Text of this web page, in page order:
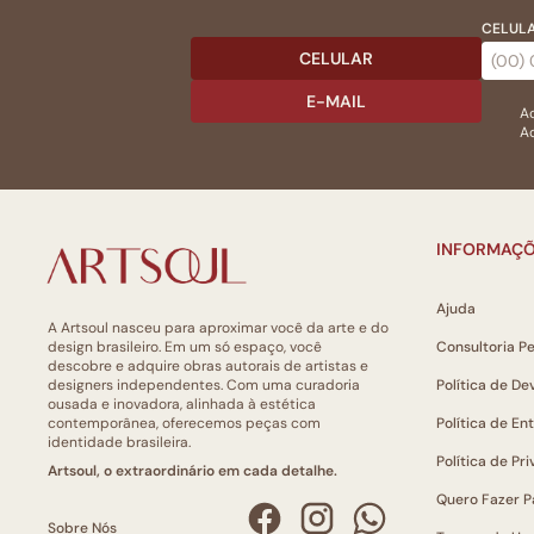
CELULAR
E-MAIL
A Artsoul nasceu para aproximar você da arte e do
design brasileiro. Em um só espaço, você
descobre e adquire obras autorais de artistas e
designers independentes. Com uma curadoria
ousada e inovadora, alinhada à estética
contemporânea, oferecemos peças com
identidade brasileira.
Artsoul, o extraordinário em cada detalhe.
Sobre Nós
Ajuda
Consultoria
Política de
Política de
Política de
Quero Fazer